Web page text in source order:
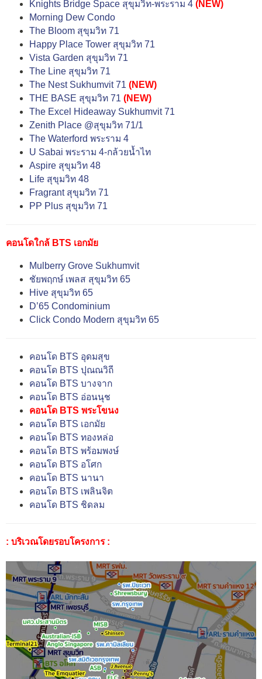
Knights Bridge Space สุขุมวิท-พระราม 4 (NEW)
Morning Dew Condo
The Bloom สุขุมวิท 71
Happy Place Tower สุขุมวิท 71
Vista Garden สุขุมวิท 71
The Line สุขุมวิท 71
The Nest Sukhumvit 71 (NEW)
THE BASE สุขุมวิท 71 (NEW)
The Excel Hideaway Sukhumvit 71
Zenith Place @สุขุมวิท 71/1
The Waterford พระราม 4
U Sabai พระราม 4-กล้วยน้ำไท
Aspire สุขุมวิท 48
Life สุขุมวิท 48
Fragrant สุขุมวิท 71
PP Plus สุขุมวิท 71
คอนโดใกล้ BTS เอกมัย
Mulberry Grove Sukhumvit
ชัยพฤกษ์ เพลส สุขุมวิท 65
Hive สุขุมวิท 65
D’65 Condominium
Click Condo Modern สุขุมวิท 65
คอนโด BTS อุดมสุข
คอนโด BTS ปุณณวิถี
คอนโด BTS บางจาก
คอนโด BTS อ่อนนุช
คอนโด BTS พระโขนง
คอนโด BTS เอกมัย
คอนโด BTS ทองหล่อ
คอนโด BTS พร้อมพงษ์
คอนโด BTS อโศก
คอนโด BTS นานา
คอนโด BTS เพลินจิต
คอนโด BTS ชิดลม
: บริเวณโดยรอบโครงการ :